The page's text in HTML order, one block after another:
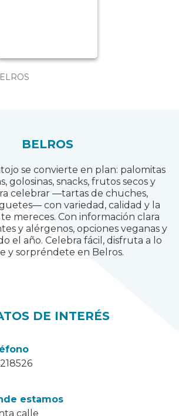
BELROS
se convierte en plan: palomitas
golosinas, snacks, frutos secos y
celebrar —tartas de chuches,
con variedad, calidad y la
mereces. Con información clara
y alérgenos, opciones veganas y
el año. Celebra fácil, disfruta a lo
y sorpréndete en Belros.
DE INTERÉS
estamos
calle